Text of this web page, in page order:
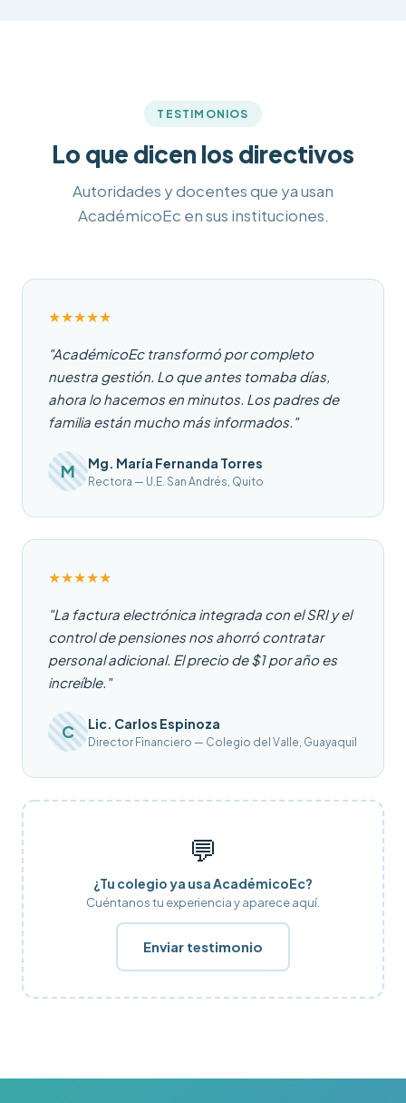
TESTIMONIOS
Lo que dicen los directivos
Autoridades y docentes que ya usan
AcadémicoEc en sus instituciones.
★★★★★
"AcadémicoEc transformó por completo
nuestra gestión. Lo que antes tomaba días,
ahora lo hacemos en minutos. Los padres de
familia están mucho más informados."
M Mg. María Fernanda Torres
Rectora — U.E. San Andrés, Quito
★★★★★
"La factura electrónica integrada con el SRI y el
control de pensiones nos ahorró contratar
personal adicional. El precio de $1 por año es
increíble."
C Lic. Carlos Espinoza
Director Financiero — Colegio del Valle, Guayaquil
💬
¿Tu colegio ya usa AcadémicoEc?
Cuéntanos tu experiencia y aparece aquí.
Enviar testimonio